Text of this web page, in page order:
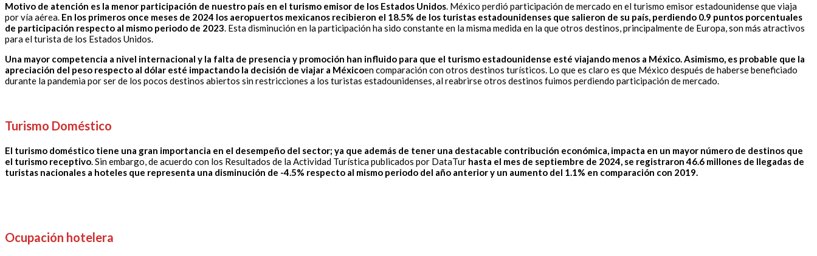
Motivo de atención es la menor participación de nuestro país en el turismo emisor de los Estados Unidos. México perdió participación de mercado en el turismo emisor estadounidense que viaja
por vía aérea. En los primeros once meses de 2024 los aeropuertos mexicanos recibieron el 18.5% de los turistas estadounidenses que salieron de su país, perdiendo 0.9 puntos porcentuales
de participación respecto al mismo periodo de 2023. Esta disminución en la participación ha sido constante en la misma medida en la que otros destinos, principalmente de Europa, son más atractivos
para el turista de los Estados Unidos.
Una mayor competencia a nivel internacional y la falta de presencia y promoción han influido para que el turismo estadounidense esté viajando menos a México. Asimismo, es probable que la
apreciación del peso respecto al dólar esté impactando la decisión de viajar a Méxicoen comparación con otros destinos turísticos. Lo que es claro es que México después de haberse beneficiado
durante la pandemia por ser de los pocos destinos abiertos sin restricciones a los turistas estadounidenses, al reabrirse otros destinos fuimos perdiendo participación de mercado.
Turismo Doméstico
El turismo doméstico tiene una gran importancia en el desempeño del sector; ya que además de tener una destacable contribución económica, impacta en un mayor número de destinos que
el turismo receptivo. Sin embargo, de acuerdo con los Resultados de la Actividad Turística publicados por DataTur hasta el mes de septiembre de 2024, se registraron 46.6 millones de llegadas de
turistas nacionales a hoteles que representa una disminución de -4.5% respecto al mismo periodo del año anterior y un aumento del 1.1% en comparación con 2019.
Ocupación hotelera